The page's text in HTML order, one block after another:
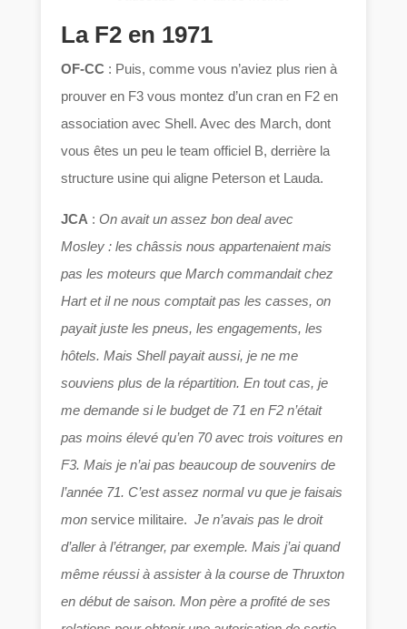
La F2 en 1971
OF-CC : Puis, comme vous n’aviez plus rien à
prouver en F3 vous montez d’un cran en F2 en
association avec Shell. Avec des March, dont
vous êtes un peu le team officiel B, derrière la
structure usine qui aligne Peterson et Lauda.
JCA :On avait un assez bon deal avec
Mosley : les châssis nous appartenaient mais
pas les moteurs que March commandait chez
Hart et il ne nous comptait pas les casses, on
payait juste les pneus, les engagements, les
hôtels. Mais Shell payait aussi, je ne me
souviens plus de la répartition. En tout cas, je
me demande si le budget de 71 en F2 n’était
pas moins élevé qu’en 70 avec trois voitures en
F3. Mais je n’ai pas beaucoup de souvenirs de
l’année 71. C’est assez normal vu que je faisais
mon service militaire.Je n’avais pas le droit
d’aller à l’étranger, par exemple. Mais j’ai quand
même réussi à assister à la course de Thruxton
en début de saison. Mon père a profité de ses